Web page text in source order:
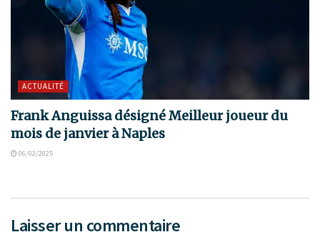
ACTUALITÉ
Frank Anguissa désigné Meilleur joueur du
mois de janvier à Naples
06/02/2025
Laisser un commentaire